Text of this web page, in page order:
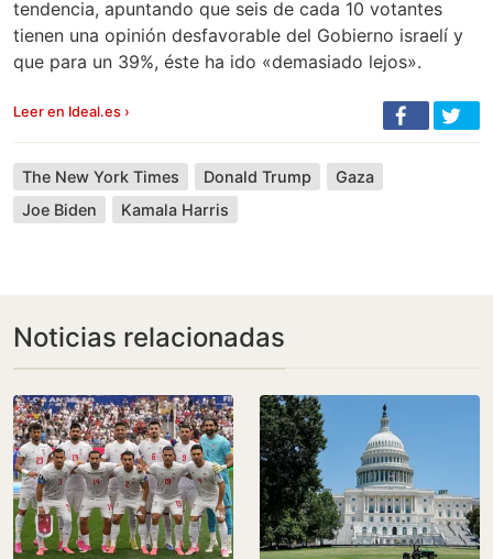
tendencia, apuntando que seis de cada 10 votantes
tienen una opinión desfavorable del Gobierno israelí y
que para un 39%, éste ha ido «demasiado lejos».
Leer en Ideal.es ›
The New York Times Donald Trump
Gaza
Joe Biden
Kamala Harris
Noticias relacionadas